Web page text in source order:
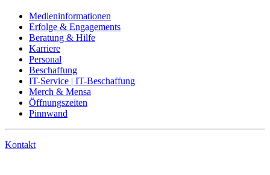
Medieninformationen
Erfolge & Engagements
Beratung & Hilfe
Karriere
Personal
Beschaffung
IT-Service | IT-Beschaffung
Merch & Mensa
Öffnungszeiten
Pinnwand
Kontakt